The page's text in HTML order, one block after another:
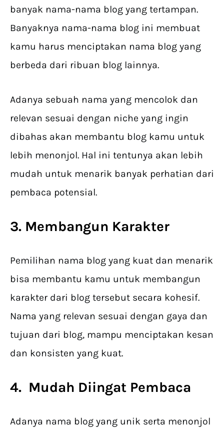
banyak nama-nama blog yang tertampan.
Banyaknya nama-nama blog ini membuat
kamu harus menciptakan nama blog yang
berbeda dari ribuan blog lainnya.
Adanya sebuah nama yang mencolok dan
relevan sesuai dengan niche yang ingin
dibahas akan membantu blog kamu untuk
lebih menonjol. Hal ini tentunya akan lebih
mudah untuk menarik banyak perhatian dari
pembaca potensial.
3. Membangun Karakter
Pemilihan nama blog yang kuat dan menarik
bisa membantu kamu untuk membangun
karakter dari blog tersebut secara kohesif.
Nama yang relevan sesuai dengan gaya dan
tujuan dari blog, mampu menciptakan kesan
dan konsisten yang kuat.
4. Mudah Diingat Pembaca
Adanya nama blog yang unik serta menonjol